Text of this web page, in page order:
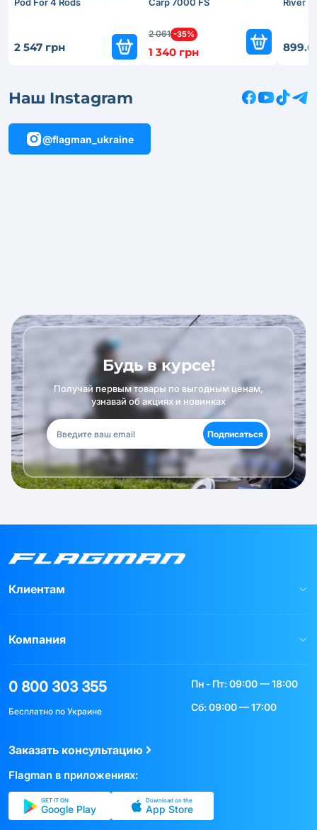
2 547 грн
2 061 -35%
1 340 грн 899.6
Наш Instagram
@flagman_ukraine
Будь в курсе!
Получай первым товары по выгодным ценам,
узнавай об акциях и новинках
Подписаться
Клиентам
Компания
0 800 303 355
Бесплатно по Украине
Пн - Пт: 09:00 — 18:00
Сб: 09:00 — 17:00
Заказать консультацию
Flagman в приложениях:
GET IT ON
Google Play
Download on the
App Store